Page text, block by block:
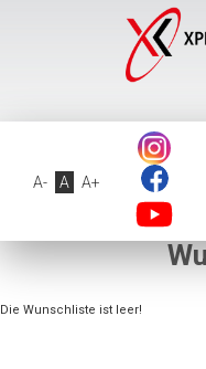
A- A A+
Die Wunschliste ist leer!